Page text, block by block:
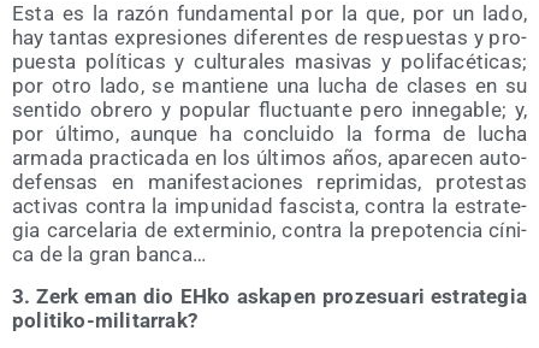
Esta es la razón fun­da­men­tal por la que, por un lado,
hay tan­tas expre­sio­nes dife­ren­tes de res­pues­tas y pro­
pues­ta polí­ti­cas y cul­tu­ra­les masi­vas y poli­fa­cé­ti­cas;
por otro lado, se man­tie­ne una lucha de cla­ses en su
sen­ti­do obre­ro y popu­lar fluc­tuan­te pero inne­ga­ble; y,
por últi­mo, aun­que ha con­clui­do la for­ma de lucha
arma­da prac­ti­ca­da en los últi­mos años, apa­re­cen auto­
de­fen­sas en mani­fes­ta­cio­nes repri­mi­das, pro­tes­tas
acti­vas con­tra la impu­ni­dad fas­cis­ta, con­tra la estra­te­
gia car­ce­la­ria de exter­mi­nio, con­tra la pre­po­ten­cia cíni­
ca de la gran banca…
3. Zerk eman dio EHko aska­pen pro­ze­sua­ri estra­te­gia
politiko-militarrak?